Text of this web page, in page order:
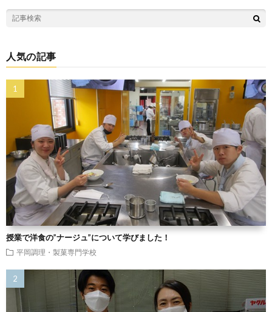
人気の記事
授業で洋食の”ナージュ”について学びました！
平岡調理・製菓専門学校